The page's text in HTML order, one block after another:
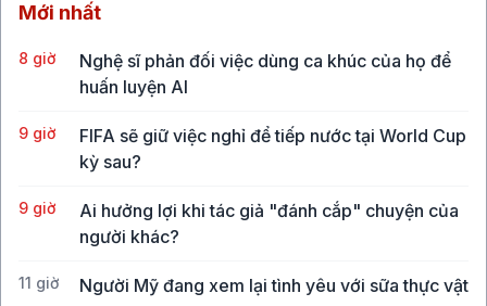
Mới nhất
8 giờ
Nghệ sĩ phản đối việc dùng ca khúc của họ để
huấn luyện AI
9 giờ
FIFA sẽ giữ việc nghỉ để tiếp nước tại World Cup
kỳ sau?
9 giờ
Ai hưởng lợi khi tác giả "đánh cắp" chuyện của
người khác?
11 giờ Người Mỹ đang xem lại tình yêu với sữa thực vật